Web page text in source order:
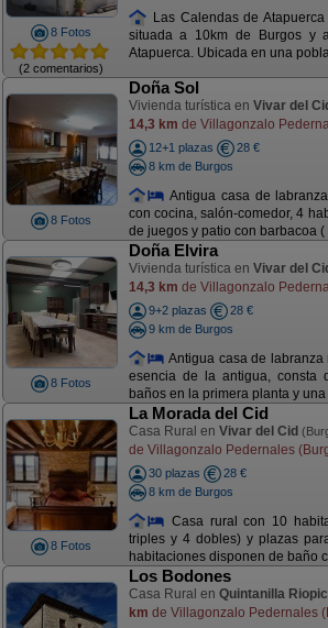
8 Fotos
(2 comentarios)
Las Calendas de
situada a 10km de Burgos y
Atapuerca. Ubicada en una
8 Fotos
Doña Sol
Vivienda turística en Vivar del
14,3 km de Villagonzalo
12+1 plazas
28 €
8 km de Burgos
Antigua casa de
con cocina, salón-comedor, 4
de juegos y patio con barbacoa (
8 Fotos
Doña Elvira
Vivienda turística en Vivar del
14,3 km de Villagonzalo
9+2 plazas
28 €
9 km de Burgos
Antigua casa de
esencia de la antigua, consta
baños en la primera planta y una
8 Fotos
La Morada del Cid
Casa Rural en Vivar del Cid
de Villagonzalo Pedernales
30 plazas
28 €
8 km de Burgos
Casa rural con 10
triples y 4 dobles) y plazas
habitaciones disponen de baño
Los Bodones
Casa Rural en Quintanilla
km de Villagonzalo Pedernales